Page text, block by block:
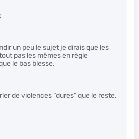
un peu le sujet je dirais que les
pas les mêmes en règle
le bas blesse.
de violences “dures” que le reste.